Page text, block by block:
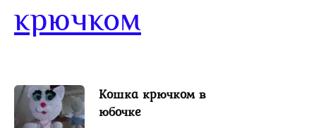
крючком
Кошка крючком в
юбочке